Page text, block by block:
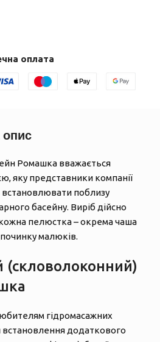
оплата
опис
Ромашка вважається
яку представники компанії
поблизу
басейну. Виріб дійсно
пелюстка – окрема чаша
малюків.
(скловолоконний)
гідромасажних
встановлення додаткового